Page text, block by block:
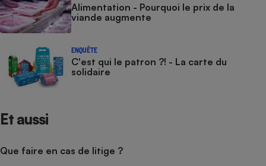
Alimentation - Pourquoi le prix de la
viande augmente
ENQUÊTE
C'est qui le patron ?! - La carte du
solidaire
Et aussi
Que faire en cas de litige ?